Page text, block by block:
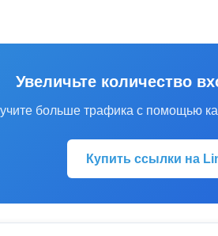
Увеличьте количество
больше трафика с помощью
Купить ссылки на